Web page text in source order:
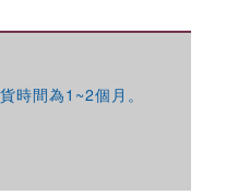
時間為1~2個月。